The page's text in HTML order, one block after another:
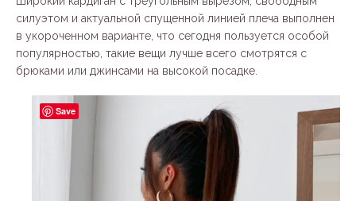
силуэтом и актуальной спущенной линией плеча выполнен
в укороченном варианте, что сегодня пользуется особой
популярностью, такие вещи лучше всего смотрятся с
брюками или джинсами на высокой посадке.
Save